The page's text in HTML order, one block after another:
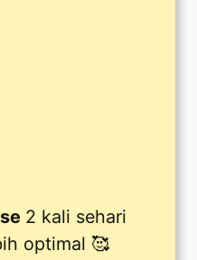
2 kali sehari
optimal 🥰